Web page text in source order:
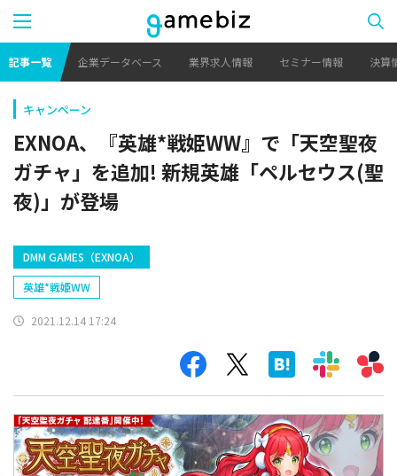
記事一覧 企業データベース 業界求人情報 セミナー情報 決算
キャンペーン
EXNOA、『英雄*戦姫WW』で「天空聖夜
ガチャ」を追加! 新規英雄「ペルセウス(聖
夜)」が登場
DMM GAMES（EXNOA）
英雄*戦姫WW
2021.12.14 17:24